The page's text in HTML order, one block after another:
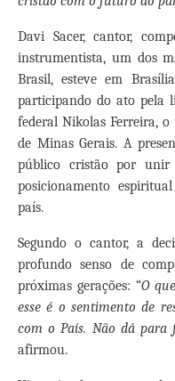
Davi Sacer, cantor,
instrumentista, um dos
Brasil, esteve em
participando do ato pela
federal Nikolas Ferreira,
de Minas Gerais. A
público cristão por unir
posicionamento
país.
Segundo o cantor, a
profundo senso de
próximas gerações: “O
esse é o sentimento de
com o País. Não dá para
afirmou.